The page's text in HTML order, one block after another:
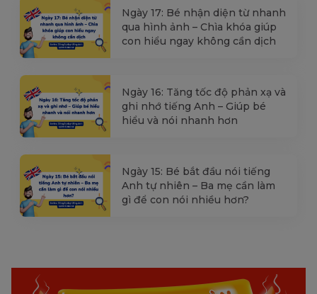
Ngày 17: Bé nhận diện từ nhanh
qua hình ảnh – Chìa khóa giúp
con hiểu ngay không cần dịch
Ngày 16: Tăng tốc độ phản xạ và
ghi nhớ tiếng Anh – Giúp bé
hiểu và nói nhanh hơn
Ngày 15: Bé bắt đầu nói tiếng
Anh tự nhiên – Ba mẹ cần làm
gì để con nói nhiều hơn?